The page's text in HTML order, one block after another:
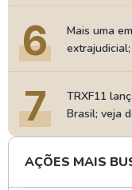
6
Mais uma
7
TRXF11
Brasil; veja
AÇÕES MAIS